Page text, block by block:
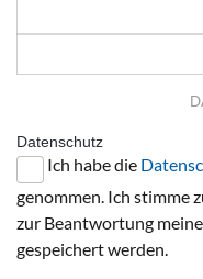
Datenschutz
Ich habe die
genommen. Ich stimme
zur Beantwortung
gespeichert werden.